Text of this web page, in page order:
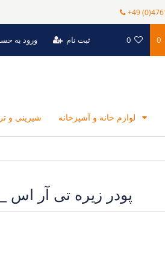
+49
ورود به ثبت نام 0 0
شیرینی و
پودر زیره تی آر اس _400 گرمی